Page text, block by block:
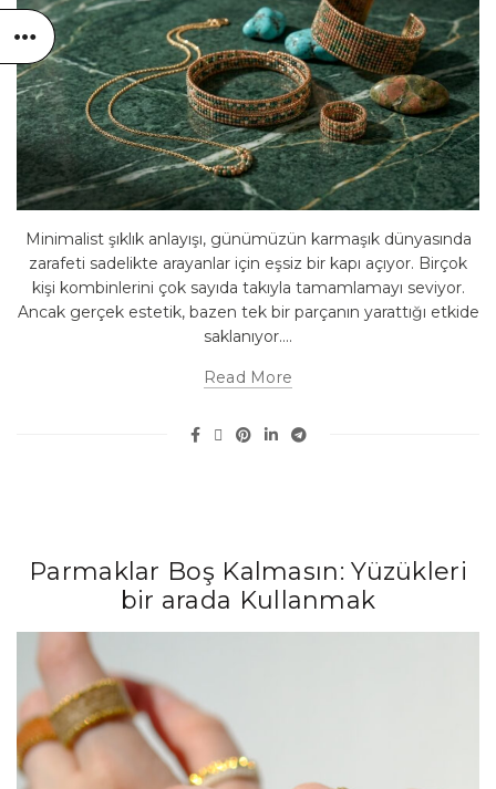
Minimalist şıklık anlayışı, günümüzün karmaşık dünyasında
zarafeti sadelikte arayanlar için eşsiz bir kapı açıyor. Birçok
kişi kombinlerini çok sayıda takıyla tamamlamayı seviyor.
Ancak gerçek estetik, bazen tek bir parçanın yarattığı etkide
saklanıyor....
Read More
Parmaklar Boş Kalmasın: Yüzükleri
bir arada Kullanmak